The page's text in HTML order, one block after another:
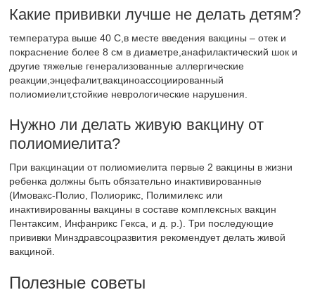
Какие прививки лучше не делать детям?
температура выше 40 С,в месте введения вакцины – отек и
покраснение более 8 см в диаметре,анафилактический шок и
другие тяжелые генерализованные аллергические
реакции,энцефалит,вакциноассоциированный
полиомиелит,стойкие неврологические нарушения.
Нужно ли делать живую вакцину от
полиомиелита?
При вакцинации от полиомиелита первые 2 вакцины в жизни
ребенка должны быть обязательно инактивированные
(Имовакс-Полио, Полиорикс, Полимилекс или
инактивированны вакцины в составе комплексных вакцин
Пентаксим, Инфанрикс Гекса, и д. р.). Три последующие
прививки Минздравсоцразвития рекомендует делать живой
вакциной.
Полезные советы